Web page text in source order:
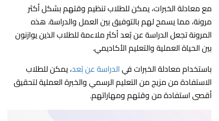
مع معادلة الخبرات، يمكن للطلاب تنظيم وقتهم بشكل أكثر
مرونة، مما يسمح لهم بالتوفيق بين العمل والدراسة. هذه
المرونة تجعل الدراسة عن بُعد أكثر ملاءمة للطلاب الذين يوازنون
بين الحياة العملية والتعليم الأكاديمي.
باستخدام معادلة الخبرات فيالدراسة عن بُعد، يمكن للطلاب
الاستفادة من مزيج من التعليم الرسمي والخبرة العملية لتحقيق
أقصى استفادة من وقتهم ومهاراتهم.